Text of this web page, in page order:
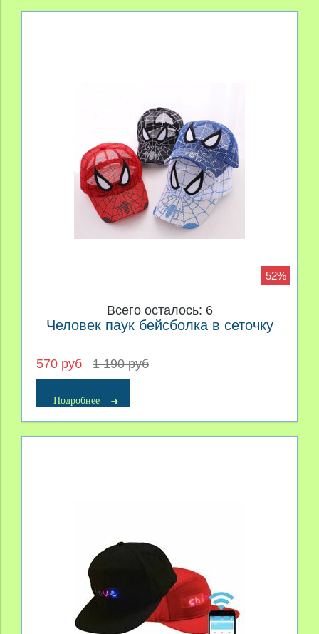
52%
Всего осталось: 6
Человек паук бейсболка в сеточку
570 руб 1 190 руб
Подробнее